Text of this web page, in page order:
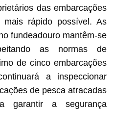
das embarcações
rápido possível. As
fundeadouro mantêm-se
as normas de
de cinco embarcações
a inspeccionar
de pesca atracadas
garantir a segurança